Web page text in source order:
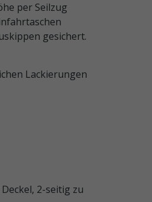
per Seilzug
gesichert.
Lackierungen
2-seitig zu